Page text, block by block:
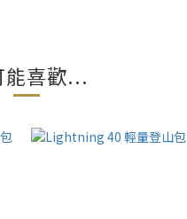
能喜歡...